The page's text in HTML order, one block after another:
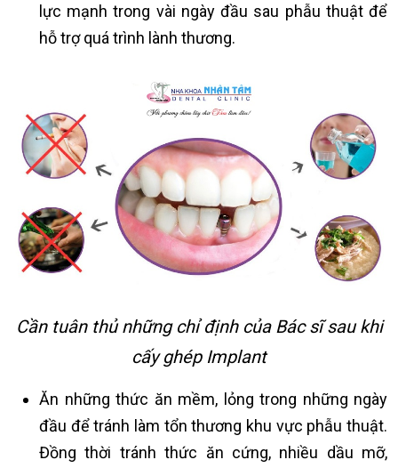
lực mạnh trong vài ngày đầu sau phẫu thuật để
hỗ trợ quá trình lành thương.
Cần tuân thủ những chỉ định của Bác sĩ sau khi
cấy ghép Implant
Ăn những thức ăn mềm, lỏng trong những ngày
đầu để tránh làm tổn thương khu vực phẫu thuật.
Đồng thời tránh thức ăn cứng, nhiều dầu mỡ,